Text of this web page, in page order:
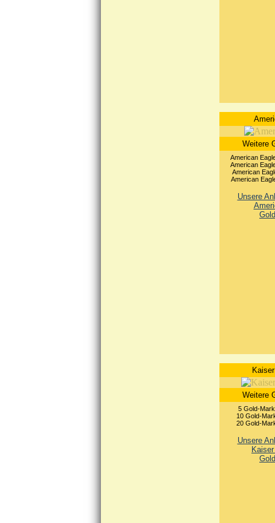
Weitere
American
American
American
American
Unsere
Weitere
5 Gold-
10 Gold-
20 Gold-
Unsere
Kaiser